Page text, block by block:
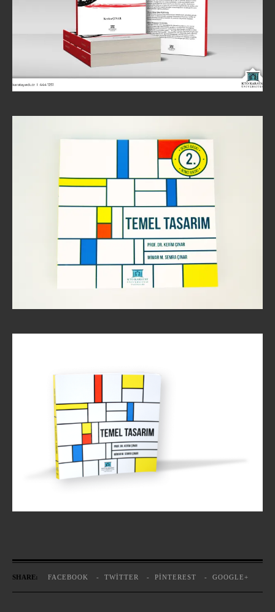
TEKERLEĞIN İZI
TEMEL TASARIM KITABI İKINCI BASKI
TEMEL TASARIM KITABI
SHARE: FACEBOOK TWITTER PINTEREST GOOGLE+